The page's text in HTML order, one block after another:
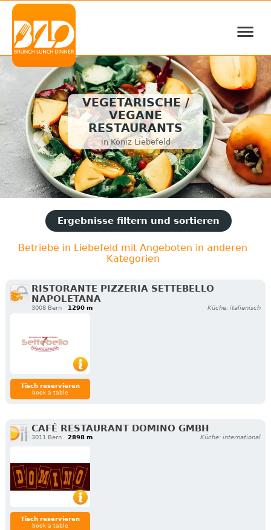
≡
VEGETARISCHE /
VEGANE
RESTAURANTS
in Köniz Liebefeld
Ergebnisse filtern und sortieren
Betriebe in Liebefeld mit Angeboten in anderen
Kategorien
RISTORANTE PIZZERIA SETTEBELLO
NAPOLETANA
3008 Bern 1290 m Küche: italienisch
Tisch reservieren
book a table
CAFÉ RESTAURANT DOMINO GMBH
3011 Bern 2898 m Küche: international
Tisch reservieren
book a table